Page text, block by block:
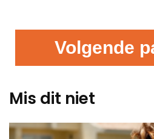
Volgende
Mis dit niet